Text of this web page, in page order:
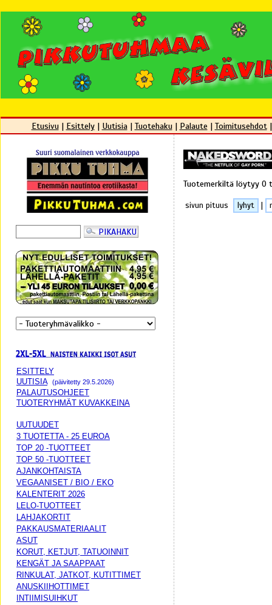
Etusivu| Esittely| Uutisia| Tuotehaku| Palaute | Toimitusehdot
ESITTELY
UUTISIA
(päivitetty 29.5.2026)
PALAUTUSOHJEET
TUOTERYHMÄT KUVAKKEINA
UUTUUDET
3 TUOTETTA - 25 EUROA
TOP 20 -TUOTTEET
TOP 50 -TUOTTEET
AJANKOHTAISTA
VEGAANISET / BIO / EKO
KALENTERIT 2026
LELO-TUOTTEET
LAHJAKORTIT
PAKKAUSMATERIAALIT
ASUT
KORUT, KETJUT, TATUOINNIT
KENGÄT JA SAAPPAAT
RINKULAT, JATKOT, KUTITTIMET
ANUSKIIHOTTIMET
INTIIMISUIHKUT
Tuotemerkiltä löytyy 0
sivun pituus lyhyt